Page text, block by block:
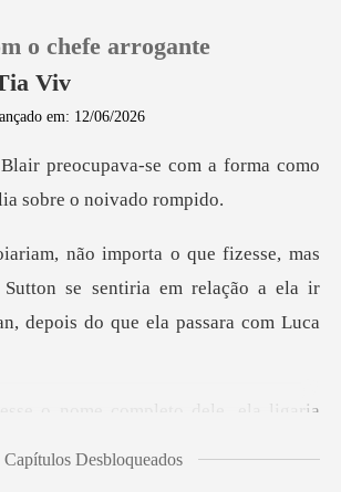
0
o chefe arrogante
Viv
em: 12/06/2026
se com a forma como
se sentiria em relação a ela ir
me completo dele, ela li
Capítulos Desbloqueados